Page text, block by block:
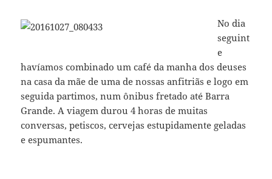
No dia
seguint
e
havíamos combinado um café da manha dos deuses
na casa da mãe de uma de nossas anfitriãs e logo em
seguida partimos, num ônibus fretado até Barra
Grande. A viagem durou 4 horas de muitas
conversas, petiscos, cervejas estupidamente geladas
e espumantes.